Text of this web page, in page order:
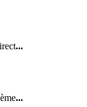
...
...